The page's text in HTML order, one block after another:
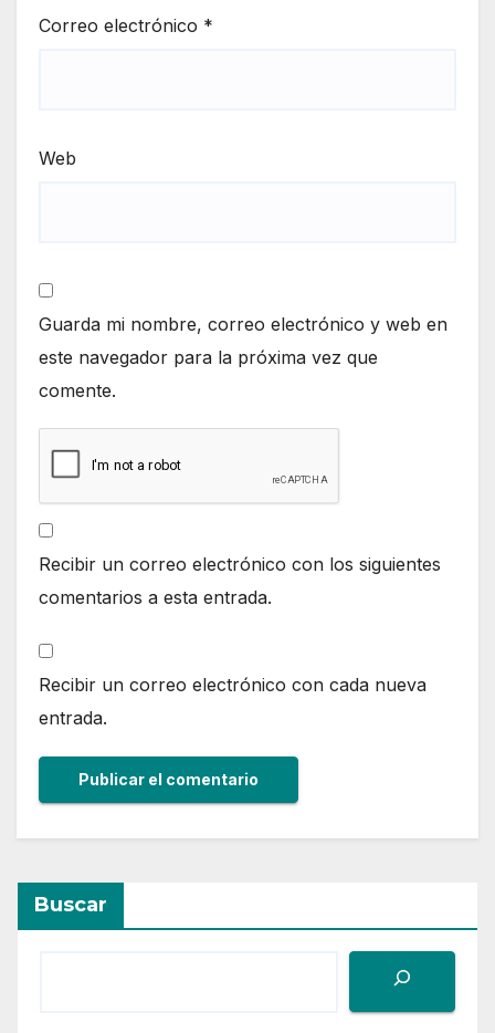
Correo electrónico *
Web
Guarda mi nombre, correo electrónico y web en
este navegador para la próxima vez que
comente.
Recibir un correo electrónico con los siguientes
comentarios a esta entrada.
Recibir un correo electrónico con cada nueva
entrada.
Buscar